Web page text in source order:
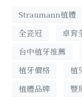
Straumann植體
全瓷冠
卓育
台中植牙推薦
植牙價格
植
植體品牌
豐